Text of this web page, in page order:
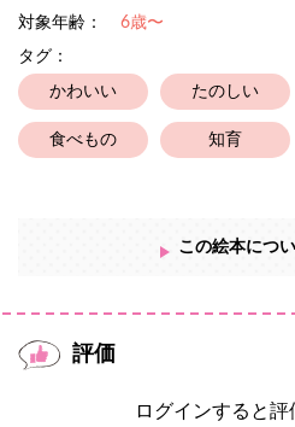
対象年齢：
6歳〜
タグ：
かわいい たのしい
食べもの 知育
この絵本につ
評価
ログインすると